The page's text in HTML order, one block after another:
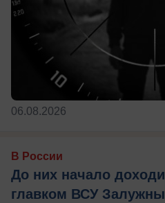
06.08.2026
В России
До них начало
главком ВСУ